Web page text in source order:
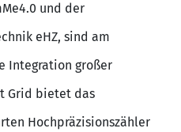
und der
eHZ, sind am
Integration großer
Grid bietet das
Hochpräzisionszähler